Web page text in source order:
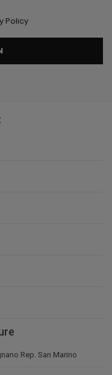
Policy
Rep. San Marino